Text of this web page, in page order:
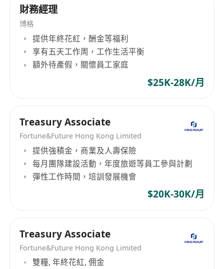
財務經理
博格
提供年終花紅，酬金等福利
享有五天工作周，工作生活平衡
額外待產假，關懷員工家庭
$25K-28K/月
Treasury Associate
Fortune&Future Hong Kong Limited
提供強積金，商業及人壽保險
每月團隊建設活動，年度旅遊等員工參與計劃
彈性工作時間，培訓發展機會
$20K-30K/月
Treasury Associate
Fortune&Future Hong Kong Limited
雙糧, 年終花紅, 佣金